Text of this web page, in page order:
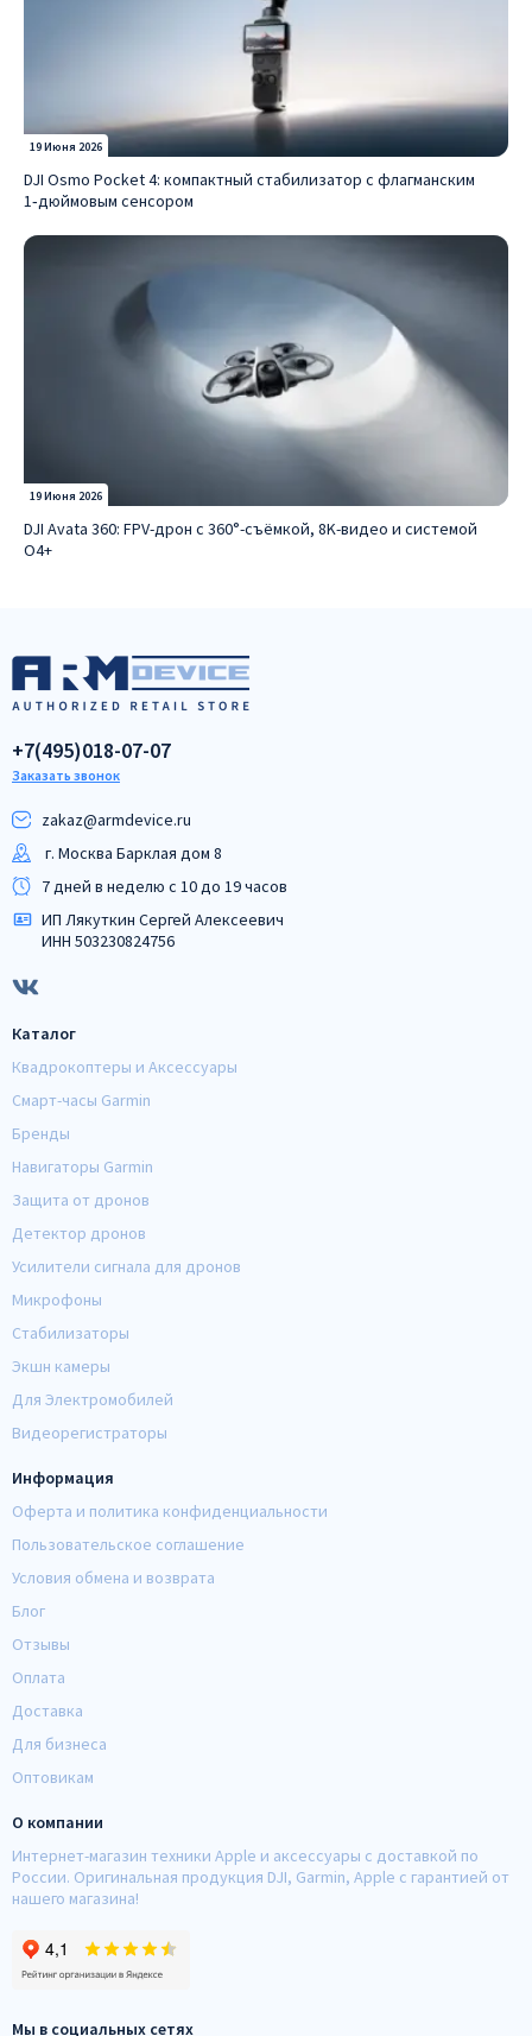
19 Июня 2026
DJI Osmo Pocket 4: компактный стабилизатор с флагманским
1‑дюймовым сенсором
19 Июня 2026
DJI Avata 360: FPV-дрон с 360°-съёмкой, 8K-видео и системой
O4+
+7(495)018-07-07
Заказать звонок
zakaz@armdeviсe.ru
г. Москва Барклая дом 8
7 дней в неделю с 10 до 19 часов
ИП Лякуткин Сергей Алексеевич
ИНН 503230824756
Каталог
Квадрокоптеры и Аксессуары
Смарт-часы Garmin
Бренды
Навигаторы Garmin
Защита от дронов
Детектор дронов
Усилители сигнала для дронов
Микрофоны
Стабилизаторы
Экшн камеры
Для Электромобилей
Видеорегистраторы
Информация
Оферта и политика конфиденциальности
Пользовательское соглашение
Условия обмена и возврата
Блог
Отзывы
Оплата
Доставка
Для бизнеса
Оптовикам
О компании
Интернет-магазин техники Apple и аксессуары с доставкой по
России. Оригинальная продукция DJI, Garmin, Apple с гарантией от
нашего магазина!
Мы в социальных сетях